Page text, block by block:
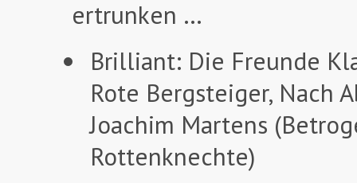
ertrunken …
Brilliant: Die Freunde
Rote Bergsteiger, Nach
Joachim Martens
Rottenknechte)